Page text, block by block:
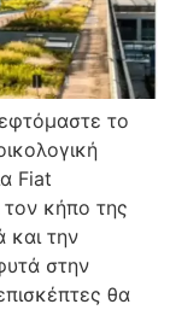
το
Fiat
κήπο της
και την
στην
θα